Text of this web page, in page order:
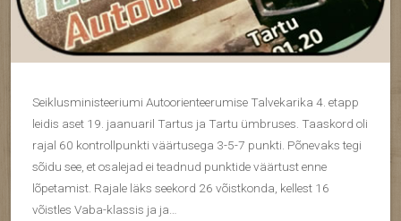
Seiklusministeeriumi Autoorienteerumise Talvekarika 4. etapp
leidis aset 19. jaanuaril Tartus ja Tartu ümbruses. Taaskord oli
rajal 60 kontrollpunkti väärtusega 3-5-7 punkti. Põnevaks tegi
sõidu see, et osalejad ei teadnud punktide väärtust enne
lõpetamist. Rajale läks seekord 26 võistkonda, kellest 16
võistles Vaba-klassis ja ja…